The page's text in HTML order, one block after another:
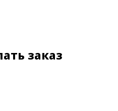
заказ